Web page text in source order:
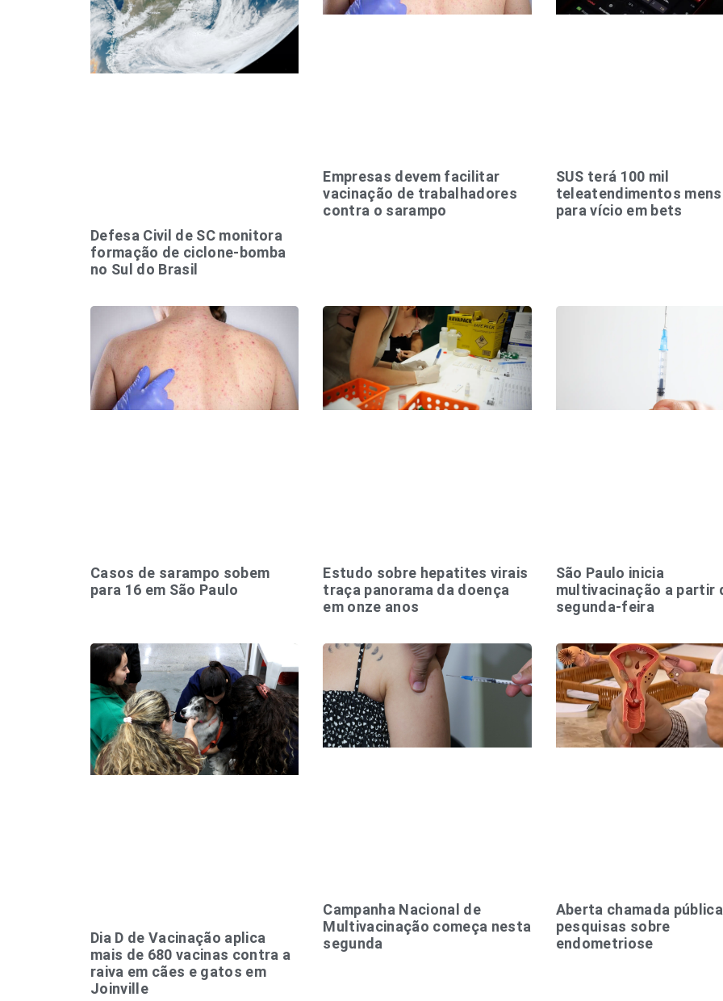
Defesa Civil de SC monitora
formação de ciclone-bomba
no Sul do Brasil
Empresas devem facilitar
vacinação de trabalhadores
contra o sarampo
SUS terá 100 mil
teleatendimentos
para vício em bets
Casos de sarampo sobem
para 16 em São Paulo
Estudo sobre hepatites virais
traça panorama da doença
em onze anos
São Paulo inicia
multivacinação a partir
segunda-feira
Dia D de Vacinação aplica
mais de 680 vacinas contra a
raiva em cães e gatos em
Joinville
Campanha Nacional de
Multivacinação começa nesta
segunda
Aberta chamada
pesquisas sobre
endometriose